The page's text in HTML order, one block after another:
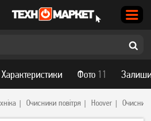
Очисники повітря Hoover Очисник
Характеристики Фото 11